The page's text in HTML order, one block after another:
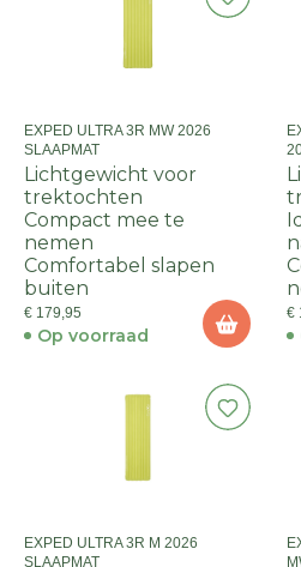
EXPED ULTRA 3R MW 2026
SLAAPMAT
Lichtgewicht voor
trektochten
Compact mee te
nemen
Comfortabel slapen
buiten
€ 179,95
Op voorraad
€
EXPED ULTRA 3R M 2026
SLAAPMAT